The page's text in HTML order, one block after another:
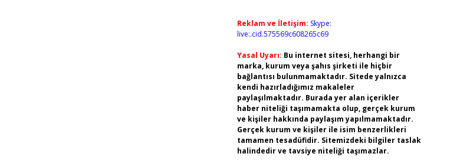
Reklam ve İletişim: Skype:
live:.cid.575569c608265c69
Yasal Uyarı: Bu internet sitesi, herhangi bir
marka, kurum veya şahıs şirketi ile hiçbir
bağlantısı bulunmamaktadır. Sitede yalnızca
kendi hazırladığımız makaleler
paylaşılmaktadır. Burada yer alan içerikler
haber niteliği taşımamakta olup, gerçek kurum
ve kişiler hakkında paylaşım yapılmamaktadır.
Gerçek kurum ve kişiler ile isim benzerlikleri
tamamen tesadüfidir. Sitemizdeki bilgiler taslak
halindedir ve tavsiye niteliği taşımazlar.